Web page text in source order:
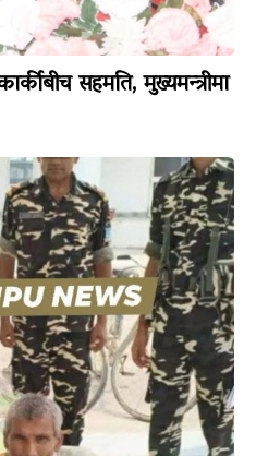
सहमति, मुख्यमन्त्रीमा